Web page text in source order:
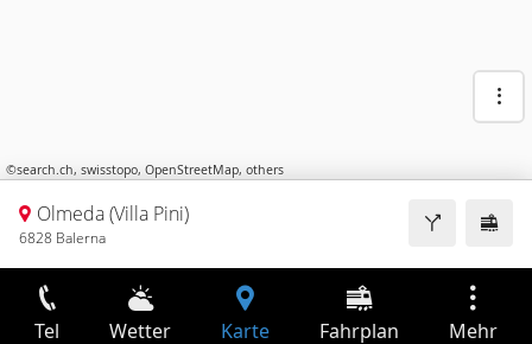
©search.ch, swisstopo, OpenStreetMap, others
Olmeda (Villa Pini)
6828 Balerna
Tel Wetter Karte Fahrplan Mehr